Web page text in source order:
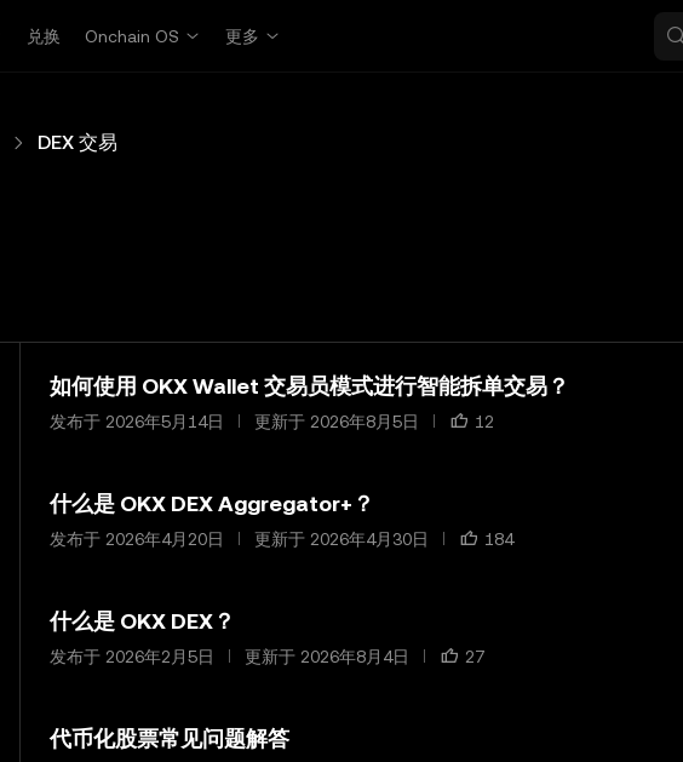
兑换 Onchain OS 更多
DEX 交易
如何使用 OKX Wallet 交易员模式进行智能拆单交易？
发布于 2026年5月14日 更新于 2026年8月5日 12
什么是 OKX DEX Aggregator+？
发布于 2026年4月20日 更新于 2026年4月30日 184
什么是 OKX DEX？
发布于 2026年2月5日 更新于 2026年8月4日 27
代币化股票常见问题解答